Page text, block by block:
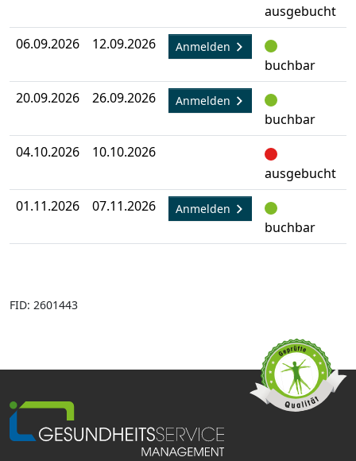
ausgebucht
06.09.2026 12.09.2026 Anmelden
buchbar
20.09.2026 26.09.2026 Anmelden
buchbar
04.10.2026
10.10.2026
ausgebucht
01.11.2026 07.11.2026 Anmelden
buchbar
FID: 2601443